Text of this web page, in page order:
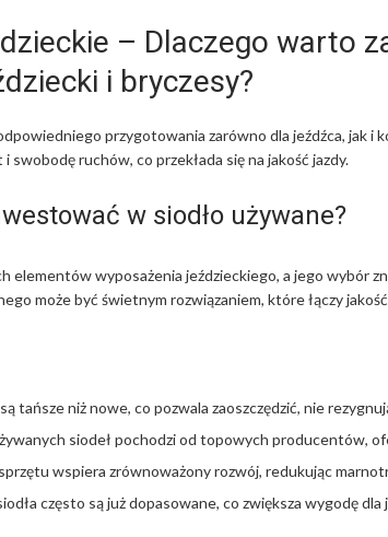
– Dlaczego warto
i bryczesy?
przygotowania zarówno dla jeźdźca, jak i
ruchów, co przekłada się na jakość jazdy.
w siodło używane?
elementów wyposażenia jeździeckiego, a jego wybór
może być świetnym rozwiązaniem, które łączy
tańsze niż nowe, co pozwala zaoszczędzić, nie
siodeł pochodzi od topowych producentów,
wspiera zrównoważony rozwój, redukując
często są już dopasowane, co zwiększa wygodę dla